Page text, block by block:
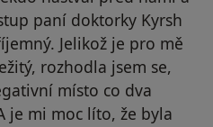
paní doktorky Kyrsh
Jelikož je pro mě
rozhodla jsem se,
místo co dva
je mi moc líto, že byla